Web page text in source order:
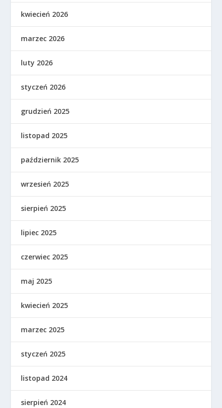
kwiecień 2026
marzec 2026
luty 2026
styczeń 2026
grudzień 2025
listopad 2025
październik 2025
wrzesień 2025
sierpień 2025
lipiec 2025
czerwiec 2025
maj 2025
kwiecień 2025
marzec 2025
styczeń 2025
listopad 2024
sierpień 2024